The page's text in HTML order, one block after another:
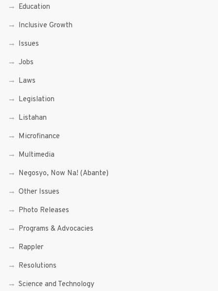
Education
Inclusive Growth
Issues
Jobs
Laws
Legislation
Listahan
Microfinance
Multimedia
Negosyo, Now Na! (Abante)
Other Issues
Photo Releases
Programs & Advocacies
Rappler
Resolutions
Science and Technology